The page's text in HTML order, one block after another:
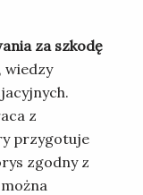
za szkodę
z
przygotuje
zgodny z